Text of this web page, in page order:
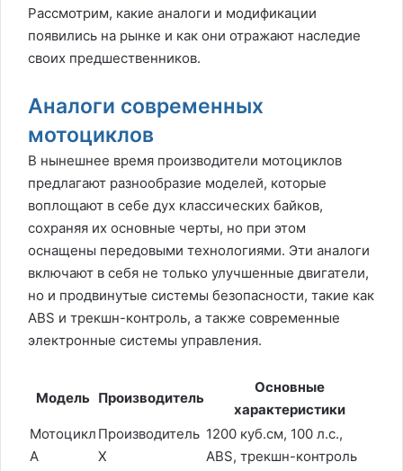
Рассмотрим, какие аналоги и модификации
появились на рынке и как они отражают наследие
своих предшественников.
Аналоги современных
мотоциклов
В нынешнее время производители мотоциклов
предлагают разнообразие моделей, которые
воплощают в себе дух классических байков,
сохраняя их основные черты, но при этом
оснащены передовыми технологиями. Эти аналоги
включают в себя не только улучшенные двигатели,
но и продвинутые системы безопасности, такие как
ABS и трекшн-контроль, а также современные
электронные системы управления.
Модель Производитель
Основные
характеристики
Мотоцикл
А
Производитель
Х
1200 куб.см, 100 л.с.,
ABS, трекшн-контроль